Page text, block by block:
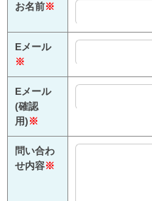
お名前※
Eメール
※
Eメール
(確認
用)※
問い合わ
せ内容※